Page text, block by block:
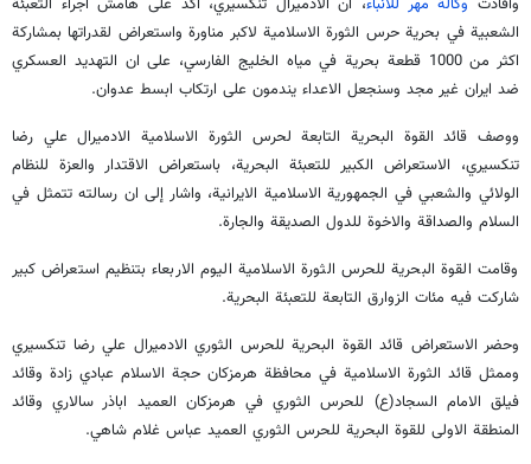
الشعبية في بحرية حرس الثورة الاسلامية لاكبر مناورة واستعراض لقدراتها بمشاركة
اكثر من 1000 قطعة بحرية في مياه الخليج الفارسي، على ان التهديد العسكري
ضد ايران غير مجد وسنجعل الاعداء يندمون على ارتكاب ابسط عدوان.
ووصف قائد القوة البحرية التابعة لحرس الثورة الاسلامية الادميرال علي رضا
تنكسيري، الاستعراض الكبير للتعبئة البحرية، باستعراض الاقتدار والعزة للنظام
الولائي والشعبي في الجمهورية الاسلامية الايرانية، واشار إلى ان رسالته تتمثل في
السلام والصداقة والاخوة للدول الصديقة والجارة.
وقامت القوة البحرية للحرس الثورة الاسلامية اليوم الاربعاء بتنظيم استعراض كبير
شاركت فيه مئات الزوارق التابعة للتعبئة البحرية.
وحضر الاستعراض قائد القوة البحرية للحرس الثوري الادميرال علي رضا تنكسيري
وممثل قائد الثورة الاسلامية في محافظة هرمزكان حجة الاسلام عبادي زادة وقائد
فيلق الامام السجاد(ع) للحرس الثوري في هرمزكان العميد اباذر سالاري وقائد
المنطقة الاولى للقوة البحرية للحرس الثوري العميد عباس غلام شاهي.